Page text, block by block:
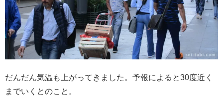
だんだん気温も上がってきました。予報によると30度近く
までいくとのこと。